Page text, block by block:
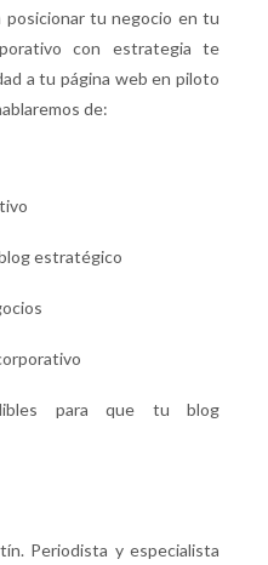
posicionar tu negocio en tu
con estrategia te
a tu página web en piloto
de:
estratégico
para que tu blog
Periodista y especialista